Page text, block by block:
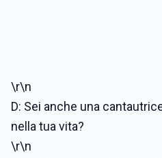
\r\n
D: Sei anche una
nella tua vita?
\r\n